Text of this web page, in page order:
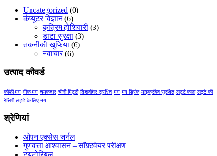
$21.00
Uncategorized (0)
कंप्यूटर विज्ञान (6)
कृत्रिम होशियारी (3)
डाटा सुरक्षा (3)
तकनीकी खुफिया (6)
नवाचार (6)
उत्पाद कीवर्ड
कॉफी मग गीक मग चमकदार चीनी मिट्टी डिशवॉशर सुरक्षित मग मग ड्रिंक माइक्रोवेव सुरक्षित लट्टे कला लट्टे की
रेसिपी लट्टे के लिए मग
श्रेणियां
ओपन एक्सेस जर्नल
गुणवत्ता आश्वासन – सॉफ़्टवेयर परीक्षण
ट्यूटोरियल